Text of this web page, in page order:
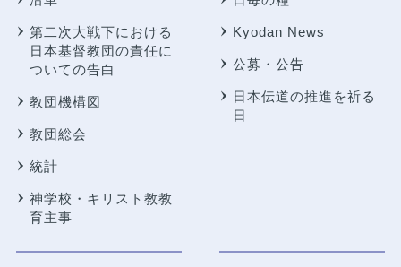
第二次大戦下における
日本基督教団の責任に
ついての告白
教団機構図
教団総会
統計
神学校・キリスト教教
育主事
Kyodan News
公募・公告
日本伝道の推進を祈る
日